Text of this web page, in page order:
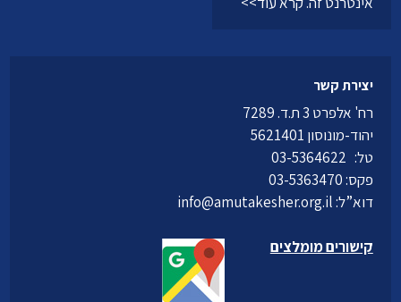
יצירת קשר
רח' אלפרט 3 ת.ד. 7289
יהוד-מונוסון 5621401
טל:
פקס: 03-5363470
דוא”ל:info@amutakesher.org.il
קישורים מומלצים